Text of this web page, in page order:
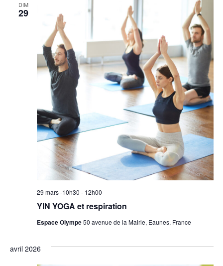
DIM
29
YIN YOGA et respiration
29 mars -10h30 - 12h00
Espace Olympe50 avenue de la Mairie, Eaunes, France
avril 2026